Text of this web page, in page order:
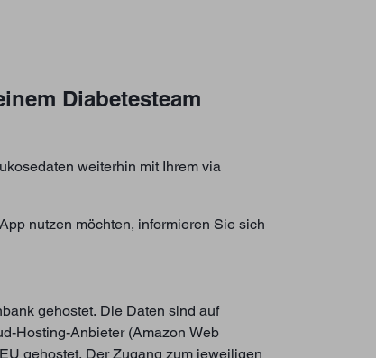
Diabetesteam
weiterhin mit Ihrem via
nutzen möchten, informieren Sie sich
gehostet. Die Daten sind auf
Hosting-Anbieter (Amazon Web
gehostet. Der Zugang zum jeweiligen